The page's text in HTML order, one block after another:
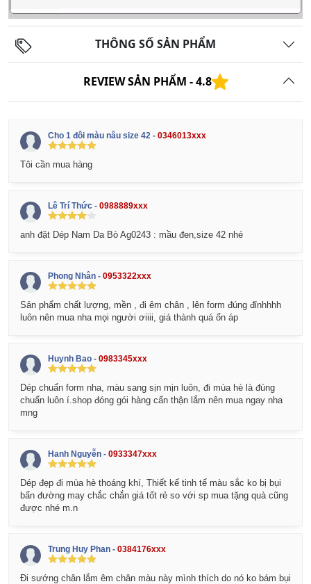
THÔNG SỐ SẢN PHẨM
REVIEW SẢN PHẨM -4.8
Cho 1 đôi màu nâu size 42 - 0346013xxx
Tôi cần mua hàng
Lê Trí Thức - 0988889xxx
anh đặt Dép Nam Da Bò Ag0243 : mầu đen,size 42 nhé
Phong Nhân - 0953322xxx
Sản phẩm chất lượng, mền , đi êm chân , lên form đúng đỉnhhhh
luôn nên mua nha mọi người ơiiii, giá thành quá ổn áp
Huynh Bao - 0983345xxx
Dép chuẩn form nha, màu sang sịn mịn luôn, đi mùa hè là đúng
chuẩn luôn í.shop đóng gói hàng cẩn thận lắm nên mua ngay nha
mng
Hanh Nguyễn - 0933347xxx
Dép đẹp đi mùa hè thoáng khí, Thiết kế tinh tế màu sắc ko bị bụi
bẩn đường may chắc chắn giá tốt rẻ so với sp mua tặng quà cũng
được nhé m.n
Trung Huy Phan - 0384176xxx
Đi sướng chân lắm êm chân màu này mình thích do nó ko bám bụi